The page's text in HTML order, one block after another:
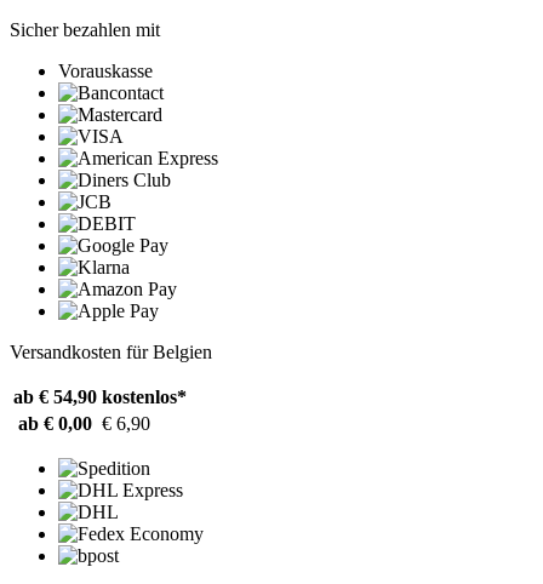
Sicher bezahlen mit
Vorauskasse
Versandkosten für Belgien
ab € 54,90 kostenlos*
ab € 0,00 € 6,90